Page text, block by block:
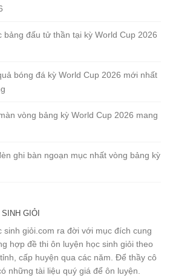
bảng đấu tử thần tại kỳ World Cup 2026
bóng đá kỳ World Cup 2026 mới nhất
vòng bảng kỳ World Cup 2026 mang
ghi bàn ngoạn mục nhất vòng bảng kỳ
GIỎI
sinh giỏi.com ra đời với mục đích cung
hợp đề thi ôn luyện học sinh giỏi theo
cấp huyện qua các năm. Để thầy cô
những tài liệu quý giá để ôn luyện.